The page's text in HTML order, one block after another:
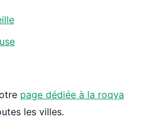
page dédiée à la roqya
les villes.